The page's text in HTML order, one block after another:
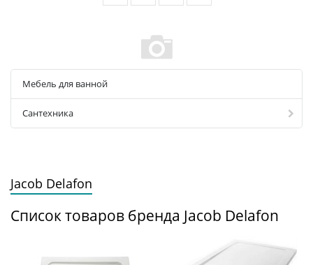
Мебель для ванной
Сантехника
Jacob Delafon
Список товаров бренда Jacob Delafon